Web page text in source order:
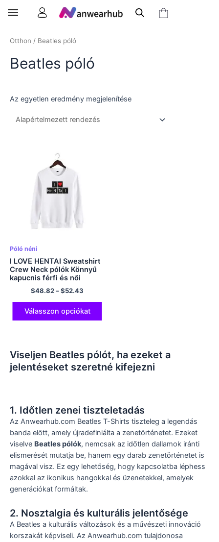
Otthon / Beatles póló
Beatles póló
Az egyetlen eredmény megjelenítése
Póló néni
I LOVE HENTAI Sweatshirt
Crew Neck pólók Könnyű
kapucnis férfi és női
többszínű
$48.82–$52.43
Válasszon opciókat
Viseljen Beatles pólót, ha ezeket a
jelentéseket szeretné kifejezni
1. Időtlen zenei tiszteletadás
Az Anwearhub.com Beatles T-Shirts tiszteleg a legendás
banda előtt, amely újradefiniálta a zenetörténetet. Ezeket
viselve Beatles pólók, nemcsak az időtlen dallamok iránti
elismerését mutatja be, hanem egy darab zenetörténetet is
magával visz. Ez egy lehetőség, hogy kapcsolatba léphess
azokkal az ikonikus hangokkal és üzenetekkel, amelyek
generációkat formáltak.
2. Nosztalgia és kulturális jelentősége
A Beatles a kulturális változások és a művészeti innováció
korszakát képviseli. Az Anwearhub.com tulajdonosa